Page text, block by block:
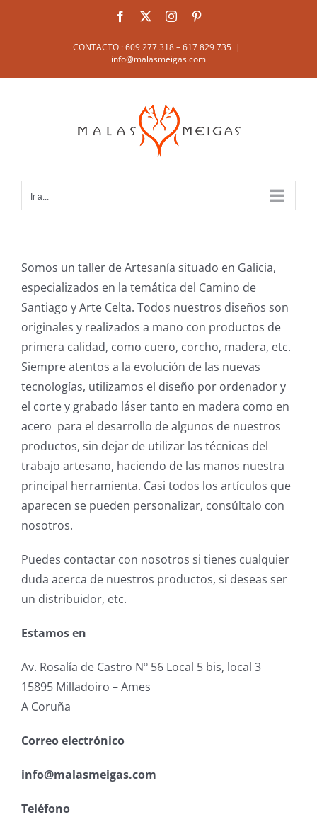
Facebook Instagram
CONTACTO : 609 277 318 – 617 829 735 |
info@malasmeigas.com
Ir a...
Somos un taller de Artesanía situado en Galicia,
especializados en la temática del Camino de
Santiago y Arte Celta. Todos nuestros diseños son
originales y realizados a mano con productos de
primera calidad, como cuero, corcho, madera, etc.
Siempre atentos a la evolución de las nuevas
tecnologías, utilizamos el diseño por ordenador y
el corte y grabado láser tanto en madera como en
acero para el desarrollo de algunos de nuestros
productos, sin dejar de utilizar las técnicas del
trabajo artesano, haciendo de las manos nuestra
principal herramienta. Casi todos los artículos que
aparecen se pueden personalizar, consúltalo con
nosotros.
Puedes contactar con nosotros si tienes cualquier
duda acerca de nuestros productos, si deseas ser
un distribuidor, etc.
Estamos en
Av. Rosalía de Castro Nº 56 Local 5 bis, local 3
15895 Milladoiro – Ames
A Coruña
Correo electrónico
info@malasmeigas.com
Teléfono